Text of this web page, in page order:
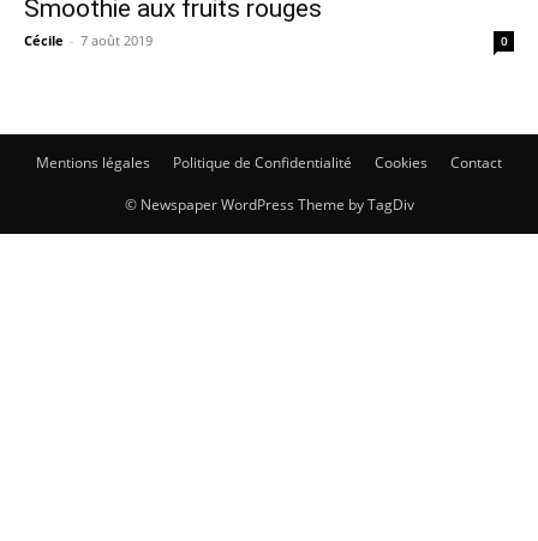
Smoothie aux fruits rouges
Cécile - 7 août 2019 0
Mentions légales Politique de Confidentialité Cookies Contact
© Newspaper WordPress Theme by TagDiv